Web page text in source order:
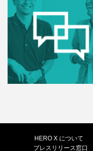
HERO X について
プレスリリース窓口